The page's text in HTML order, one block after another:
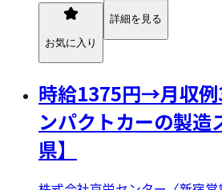
お気に入り
詳細を見る
時給1375円→月収例
ンパクトカーの製造
県】